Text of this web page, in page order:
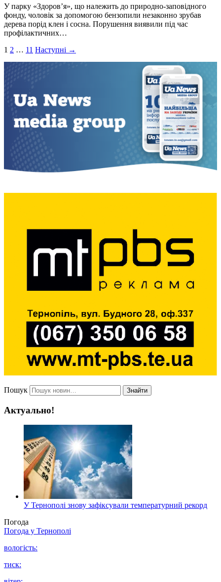
У парку «Здоров’я», що належить до природно-заповідного
фонду, чоловік за допомогою бензопили незаконно зрубав
дерева порід клен і сосна. Порушення виявили під час
профілактичних…
Пагінація
записів
1 2 … 11 Наступні →
Пошук Знайти
Актуально!
У Тернополі знову зафіксували температурний рекорд
Погода
Погода у Тернополі
вологість:
тиск: